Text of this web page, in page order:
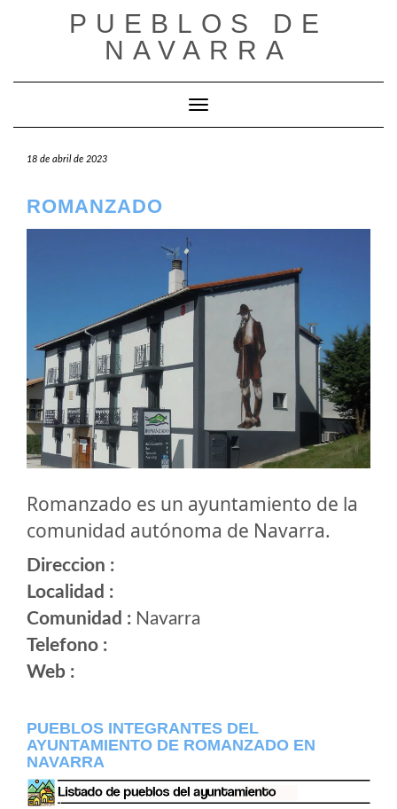
PUEBLOS DE
NAVARRA
Cambiar modo de navegación
18 de abril de 2023
ROMANZADO
Romanzado es un ayuntamiento de la
comunidad autónoma de Navarra.
Direccion :
Localidad :
Comunidad : Navarra
Telefono :
Web :
PUEBLOS INTEGRANTES DEL
AYUNTAMIENTO DE ROMANZADO EN
NAVARRA